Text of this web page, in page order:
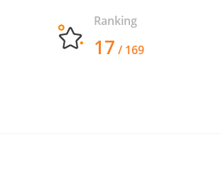
Ranking
17 / 169